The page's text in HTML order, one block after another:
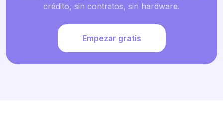
crédito, sin contratos, sin hardware.
Empezar gratis